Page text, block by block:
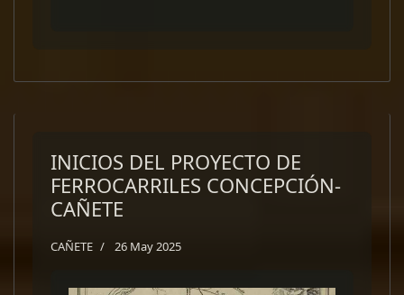
INICIOS DEL PROYECTO DE
FERROCARRILES CONCEPCIÓN-
CAÑETE
CAÑETE 26 May 2025